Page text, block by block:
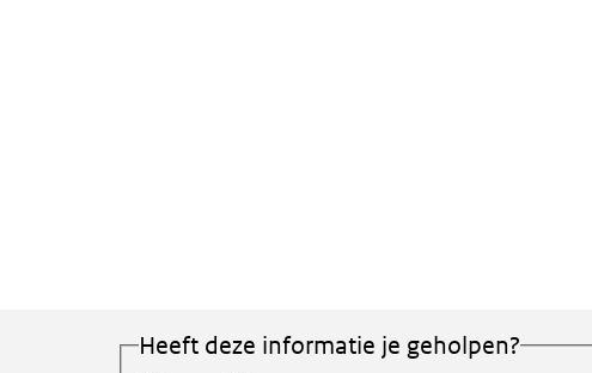
Heeft deze informatie je geholpen?